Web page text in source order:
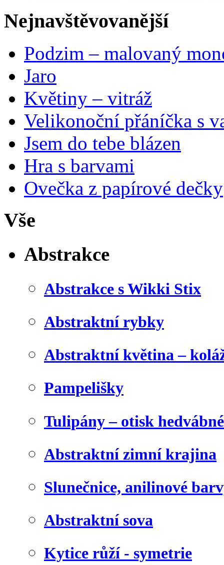
Nejnavštěvovanější
Podzim – malovaný
Jaro
Květiny – vitráž
Velikonoční přáníčka s
Jsem do tebe blázen
Hra s barvami
Ovečka z papírové dečky
Vše
Abstrakce
Abstrakce s Wikki Stix
Abstraktní rybky
Abstraktní květina –
Pampelišky
Tulipány – otisk
Abstraktní zimní krajina
Slunečnice, anilinové
Abstraktní sova
Kytice růží - symetrie